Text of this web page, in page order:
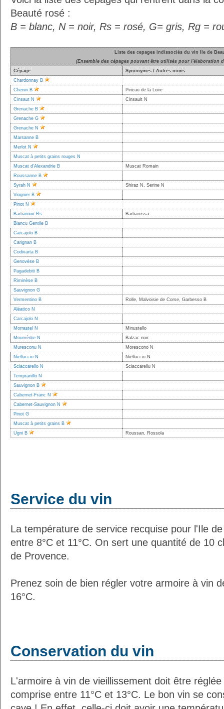
Beauté rosé :
B = blanc, N = noir, Rs = rosé, G= gris, Rg =
Liste des cepages indissociés du vin Ile de
(Ensemble des cépages pouvant être utilisés pour l'élaboration
Cépage
Synonymes / Autres noms
Chardonnay B
Chenin B
Pineau de la Loire
Cinsaut N
Cinsault N
Grenache B
Grenache G
Grenache N
Marsanne B
Merlot N
Muscat à petits grains rouges N
Muscat d’Alexandrie B
Muscat Romain
Roussanne B
Syrah N
Shiraz N, Serine N
Viognier B
Pinot N
Barbaroux Rs
Barbarossa
Biancu Gentile B
Carcajolo B
Carignan B
Codivarta B
Genovèse B
Pagadebiti B
Riminèse B
Sauvignon G
Vermentino B
Rolle, Malvoisie de Corse, Garbesso B
Aléatico N
Carcajolo N
Morrastel N
Minustello
Mourvèdre N
Balzac noir
Muresconu N
Morescono N
Nielluccio N
Niellucciu N
Sciaccarello N
Sciaccarellu N
Tempranillo N
Sauvignon B
Cabernet-Franc N
Cabernet-Sauvignon N
Pinot G
Muscat à petits grains B
Ugni B
Roussan, Rossola
Service du vin
La température de service recquise pour l'Ile
entre 8°C et 11°C. On sert une quantité de 10
de Provence.
Prenez soin de bien régler votre armoire à vin
16°C.
Conservation du vin
L'armoire à vin de vieillissement doit être
comprise entre 11°C et 13°C. Le bon vin se